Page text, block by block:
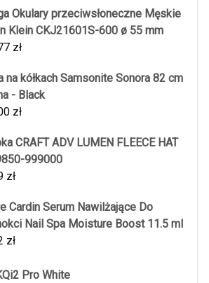
Okulary przeciwsłoneczne Męskie
Klein CKJ21601S-600 ø 55 mm
zł
na kółkach Samsonite Sonora 82 cm
- Black
zł
CRAFT ADV LUMEN FLEECE HAT
999000
zł
Cardin Serum Nawilżające Do
Nail Spa Moisture Boost 11.5 ml
zł
Pro White